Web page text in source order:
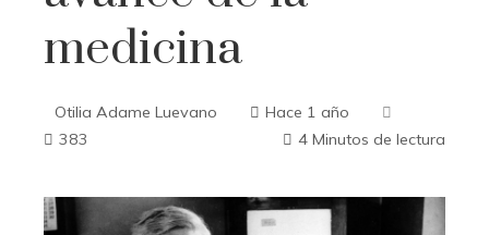
medicina
Otilia Adame Luevano
Hace 1 año
383
4 Minutos de lectura